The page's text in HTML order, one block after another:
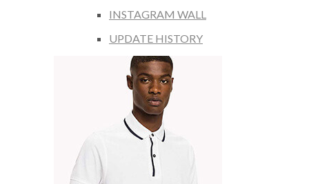
INSTAGRAM WALL
UPDATE HISTORY